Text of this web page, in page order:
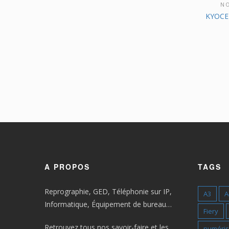
A PROPOS
Reprographie, GED, Téléphonie sur IP,
Informatique, Équipement de bureau…
TAGS
A3
Fiery